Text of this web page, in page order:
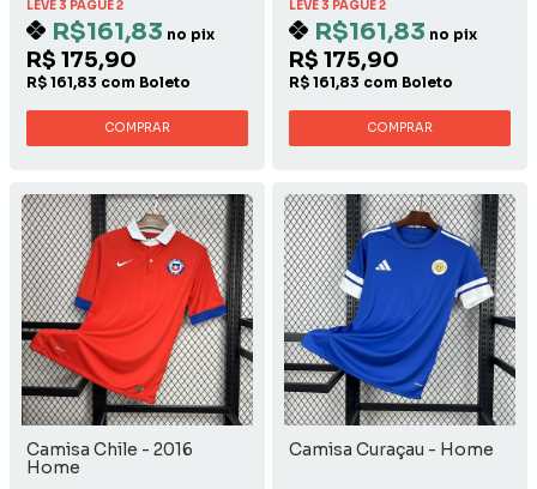
LEVE 3 PAGUE 2
R$161,83 no pix
R$ 175,90
R$ 161,83 com Boleto
COMPRAR
LEVE 3 PAGUE 2
R$161,83 no pix
R$ 175,90
R$ 161,83 com Boleto
COMPRAR
Camisa Chile - 2016
Home
Camisa Curaçau - Home